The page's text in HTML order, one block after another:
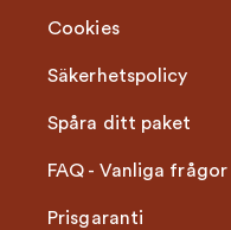
Cookies
Säkerhetspolicy
Spåra ditt paket
FAQ - Vanliga frågor
Prisgaranti